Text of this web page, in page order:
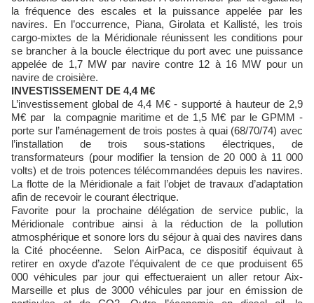
la fréquence des escales et la puissance appelée par les
navires. En l’occurrence, Piana, Girolata et Kallisté, les trois
cargo-mixtes de la Méridionale réunissent les conditions pour
se brancher à la boucle électrique du port avec une puissance
appelée de 1,7 MW par navire contre 12 à 16 MW pour un
navire de croisière.
INVESTISSEMENT DE 4,4 M€
L’investissement global de 4,4 M€ - supporté à hauteur de 2,9
M€ par la compagnie maritime et de 1,5 M€ par le GPMM -
porte sur l’aménagement de trois postes à quai (68/70/74) avec
l’installation de trois sous-stations électriques, de
transformateurs (pour modifier la tension de 20 000 à 11 000
volts) et de trois potences télécommandées depuis les navires.
La flotte de la Méridionale a fait l’objet de travaux d’adaptation
afin de recevoir le courant électrique.
Favorite pour la prochaine délégation de service public, la
Méridionale contribue ainsi à la réduction de la pollution
atmosphérique et sonore lors du séjour à quai des navires dans
la Cité phocéenne. Selon AirPaca, ce dispositif équivaut à
retirer en oxyde d’azote l’équivalent de ce que produisent 65
000 véhicules par jour qui effectueraient un aller retour Aix-
Marseille et plus de 3000 véhicules par jour en émission de